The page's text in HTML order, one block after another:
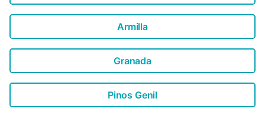
Armilla
Granada
Pinos Genil